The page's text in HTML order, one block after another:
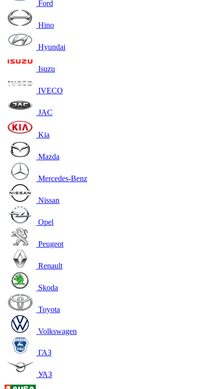
Ford
Hino
Hyundai
Isuzu
IVECO
JAC
Kia
Mazda
Mercedes-Benz
Nissan
Opel
Peugeot
Renault
Skoda
Toyota
Volkswagen
ГАЗ
УАЗ